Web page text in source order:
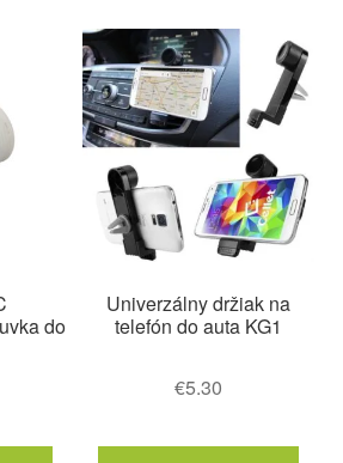
Možnosti
môžete
vybrať
stránke
produktu.
si
do
Univerzálny držiak na
telefón do auta KG1
€5.30